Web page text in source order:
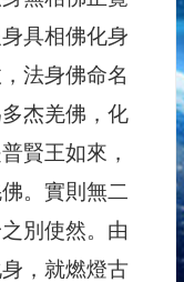
具相佛化身
法身佛命名
杰羌佛，化
賢王如來，
。實則無二
別使然。由
，就燃燈古